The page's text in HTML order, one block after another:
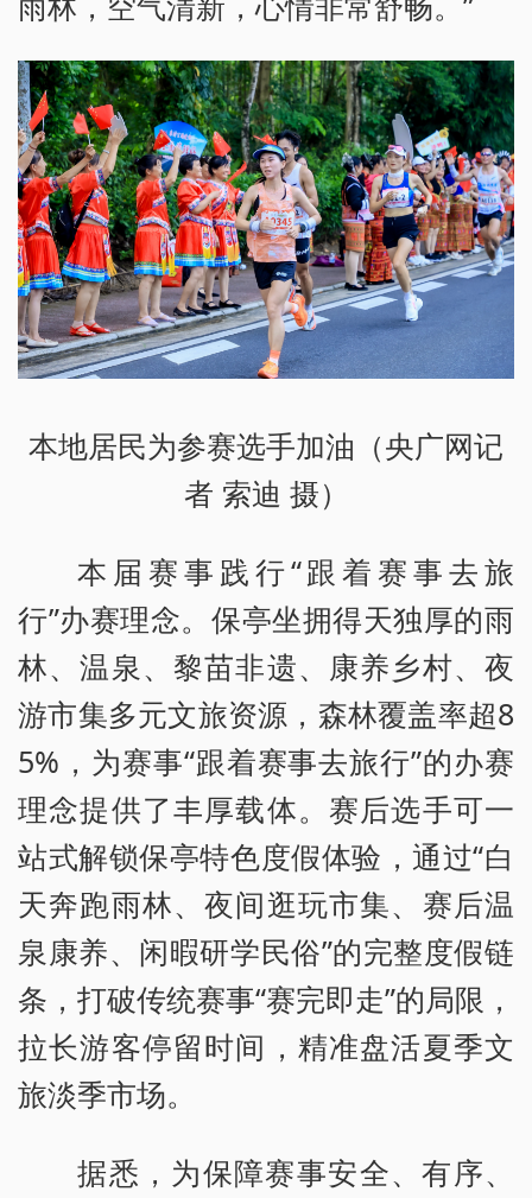
本地居民为参赛选手加油（央广网记
者 索迪 摄）
本届赛事践行“跟着赛事去旅
行”办赛理念。保亭坐拥得天独厚的雨
林、温泉、黎苗非遗、康养乡村、夜
游市集多元文旅资源，森林覆盖率超8
5%，为赛事“跟着赛事去旅行”的办赛
理念提供了丰厚载体。赛后选手可一
站式解锁保亭特色度假体验，通过“白
天奔跑雨林、夜间逛玩市集、赛后温
泉康养、闲暇研学民俗”的完整度假链
条，打破传统赛事“赛完即走”的局限，
拉长游客停留时间，精准盘活夏季文
旅淡季市场。
据悉，为保障赛事安全、有序、